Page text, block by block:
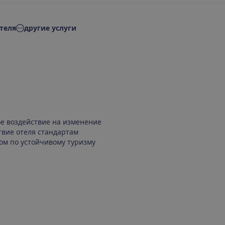
другие услуги
воздействие на изменение
отеля стандартам
по устойчивому туризму